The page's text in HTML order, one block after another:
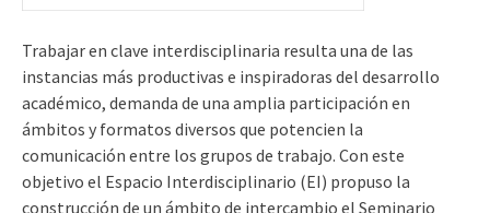
Trabajar en clave interdisciplinaria resulta una de las
instancias más productivas e inspiradoras del desarrollo
académico, demanda de una amplia participación en
ámbitos y formatos diversos que potencien la
comunicación entre los grupos de trabajo. Con este
objetivo el Espacio Interdisciplinario (EI) propuso la
construcción de un ámbito de intercambio el Seminario